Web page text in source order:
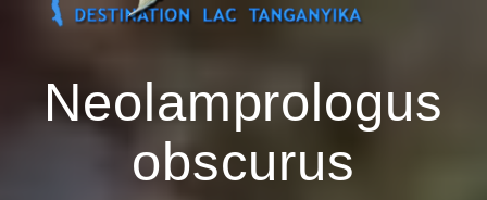
Passer
Neolamprologus
obscurus